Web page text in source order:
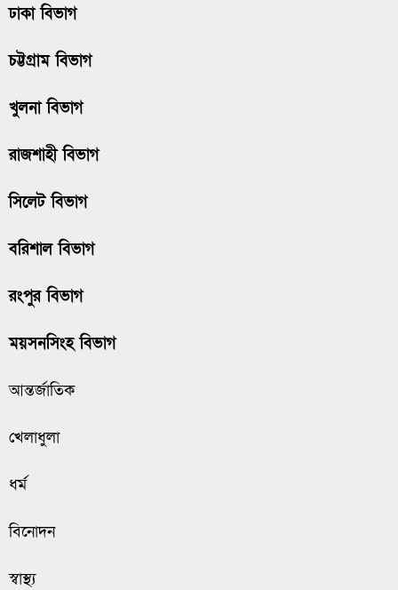
ঢাকা বিভাগ
চট্টগ্রাম বিভাগ
খুলনা বিভাগ
রাজশাহী বিভাগ
সিলেট বিভাগ
বরিশাল বিভাগ
রংপুর বিভাগ
ময়সনসিংহ বিভাগ
আন্তর্জাতিক
খেলাধুলা
ধর্ম
বিনোদন
স্বাস্থ্য